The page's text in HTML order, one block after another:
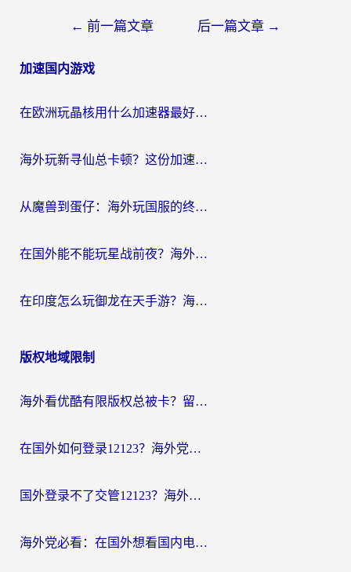
导
← 前一篇文章 后一篇文章 →
加速国内游戏
在欧洲玩晶核用什么加速器最好呢？一个老玩家的真心话
海外玩新寻仙总卡顿？这份加速器选择指南让你秒回国服流畅体验
从魔兽到蛋仔：海外玩国服的终极加速指南，找到你的专属高速通道
在国外能不能玩星战前夜？海外党国服游戏不卡顿的秘密武器在这里
在印度怎么玩御龙在天手游？海外党畅玩国服的终极生存指南
版权地域限制
海外看优酷有限版权总被卡？留学生亲测有效的回国加速器选择指南
在国外如何登录12123？海外党必备的回国加速实用指南
国外登录不了交管12123？海外华人亲测有效的回国加速器选择指南
海外党必看：在国外想看国内电视剧用什么软件？3步解决地域限制